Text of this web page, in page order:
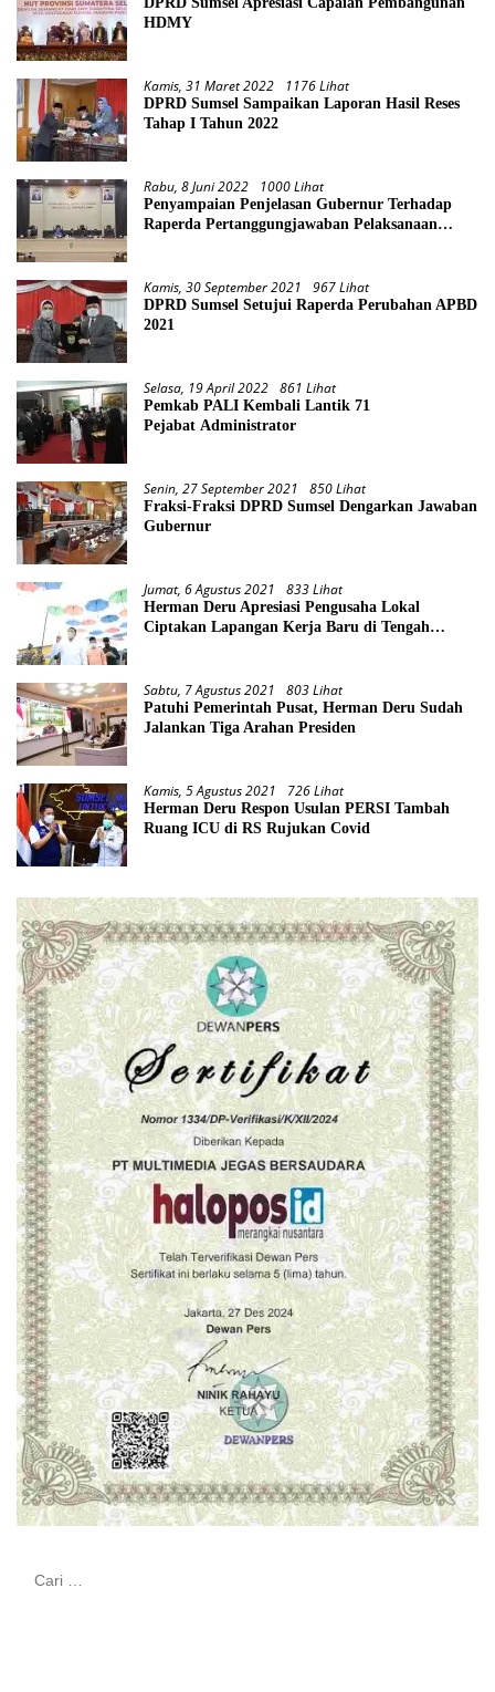
HDMY
Kamis, 31 Maret 2022 1176 Lihat
DPRD Sumsel Sampaikan Laporan Hasil Reses
Tahap I Tahun 2022
Rabu, 8 Juni 2022 1000 Lihat
Penyampaian Penjelasan Gubernur Terhadap
Raperda Pertanggungjawaban Pelaksanaan
Kamis, 30 September 2021 967 Lihat
DPRD Sumsel Setujui Raperda Perubahan APBD
2021
Selasa, 19 April 2022 861 Lihat
Pemkab PALI Kembali Lantik 71
Pejabat Administrator
Senin, 27 September 2021 850 Lihat
Fraksi-Fraksi DPRD Sumsel Dengarkan Jawaban
Gubernur
Jumat, 6 Agustus 2021 833 Lihat
Herman Deru Apresiasi Pengusaha Lokal
Ciptakan Lapangan Kerja Baru di Tengah
Sabtu, 7 Agustus 2021 803 Lihat
Patuhi Pemerintah Pusat, Herman Deru Sudah
Jalankan Tiga Arahan Presiden
Kamis, 5 Agustus 2021 726 Lihat
Herman Deru Respon Usulan PERSI Tambah
Ruang ICU di RS Rujukan Covid
Cari